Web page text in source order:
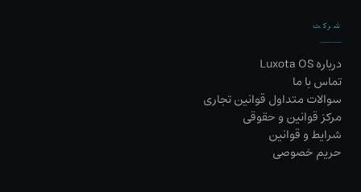
شرکت
درباره Luxota OS
تماس با ما
سوالات متداول قوانین تجاری
مرکز قوانین و حقوقی
شرایط و قوانین
حریم خصوصی